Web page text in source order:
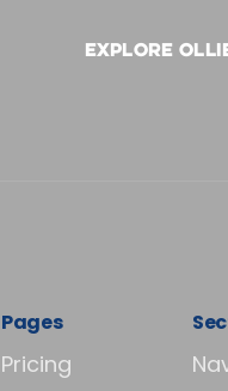
Explore
Pages
Pricing